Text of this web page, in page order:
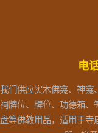
电
我们供应实木佛龛、神龛
祠牌位、牌位、功德箱、
盘等佛教用品，适用于寺